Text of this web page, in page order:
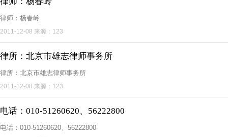
律师：杨春岭
2011-12-08 来源：123
律所：北京市雄志律师事务所
律所：北京市雄志律师事务所
2011-12-08 来源：123
电话：010-51260620、56222800
电话：010-51260620、56222800